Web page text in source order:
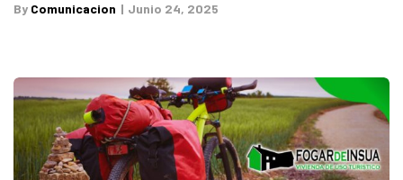
By Comunicacion Junio 24, 2025